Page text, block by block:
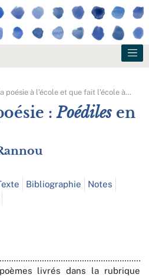
poésie à l’école et que fait l’école à…
:Poédiles en
Bibliographie
Notes
livrés dans la rubrique